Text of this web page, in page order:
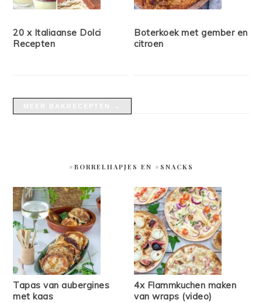
20 x Italiaanse Dolci
Recepten
Boterkoek met gember en
citroen
#BORRELHAPJES EN #SNACKS
Tapas van aubergines
met kaas
4x Flammkuchen maken
van wraps (video)